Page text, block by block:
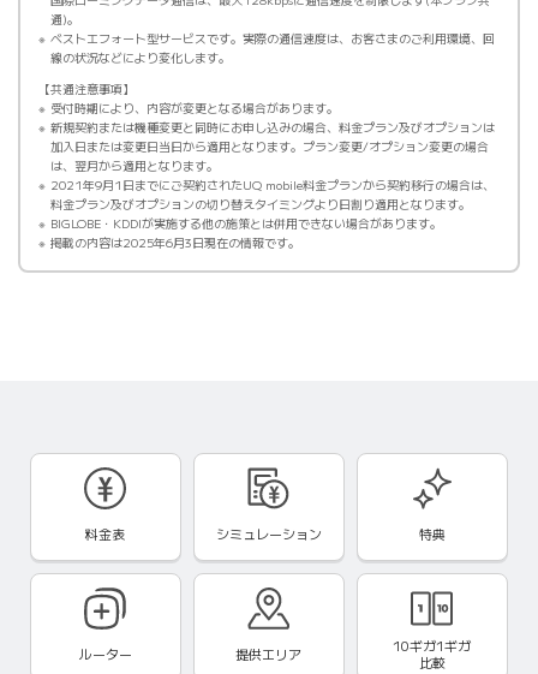
通)。
ベストエフォート型サービスです。実際の通信速度は、お客さまのご利用環境、回
線の状況などにより変化します。
共通注意事項
受付時期により、内容が変更となる場合があります。
新規契約または機種変更と同時にお申し込みの場合、料金プラン及びオプションは
加入日または変更日当日から適用となります。プラン変更/オプション変更の場合
は、翌月から適用となります。
2021年9月1日までにご契約されたUQ mobile料金プランから契約移行の場合は、
料金プラン及びオプションの切り替えタイミングより日割り適用となります。
BIGLOBE・KDDIが実施する他の施策とは併用できない場合があります。
掲載の内容は2025年6月3日現在の情報です。
料金表 シミュレーション 特典
ルーター 提供エリア
10ギガ1ギガ
比較